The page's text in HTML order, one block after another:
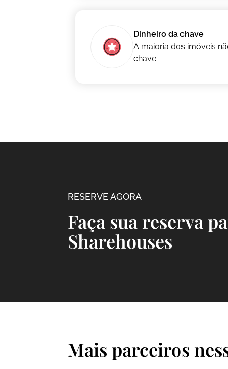
Dinheiro da chave
A maioria dos imóveis
chave.
RESERVE AGORA
Faça sua reserva
Sharehouses
Mais parceiros